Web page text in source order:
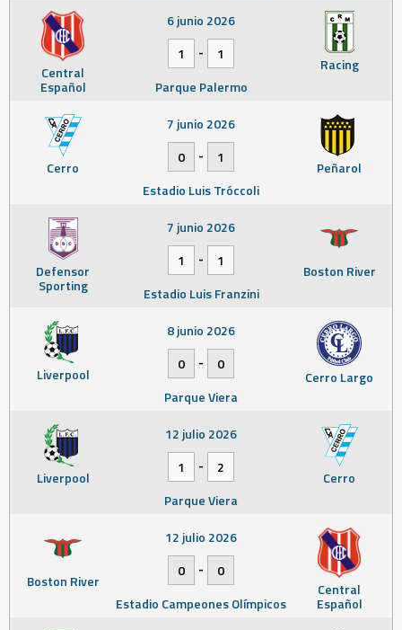
Central
Español
Racing
6 junio 2026
1
-
1
Parque Palermo
Cerro Peñarol
7 junio 2026
0
-
1
Estadio Luis Tróccoli
Defensor
Sporting
Boston River
7 junio 2026
1
-
1
Estadio Luis Franzini
Liverpool Cerro Largo
8 junio 2026
0
-
0
Parque Viera
Liverpool Cerro
12 julio 2026
1
-
2
Parque Viera
Boston River Central
Español
12 julio 2026
0
-
0
Estadio Campeones Olímpicos